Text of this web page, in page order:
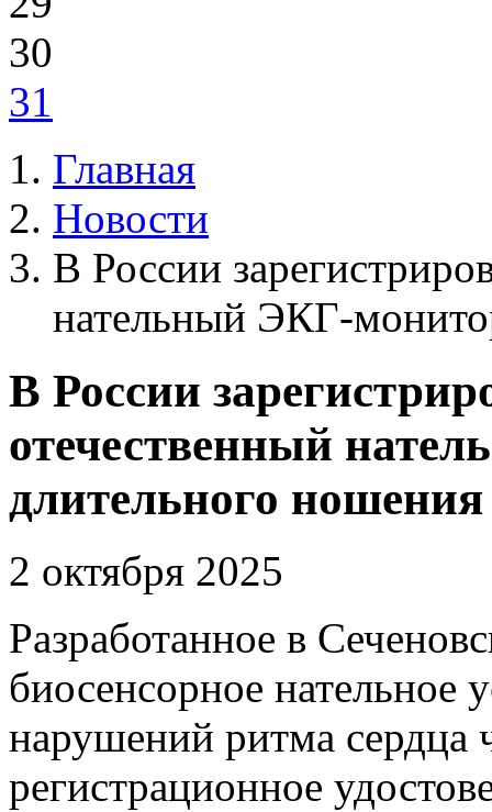
30
31
Главная
Новости
В России
нательный ЭКГ-
В России
отечественный
длительного ношения
2 октября 2025
Разработанное в
биосенсорное нательное
нарушений ритма сердца
регистрационное